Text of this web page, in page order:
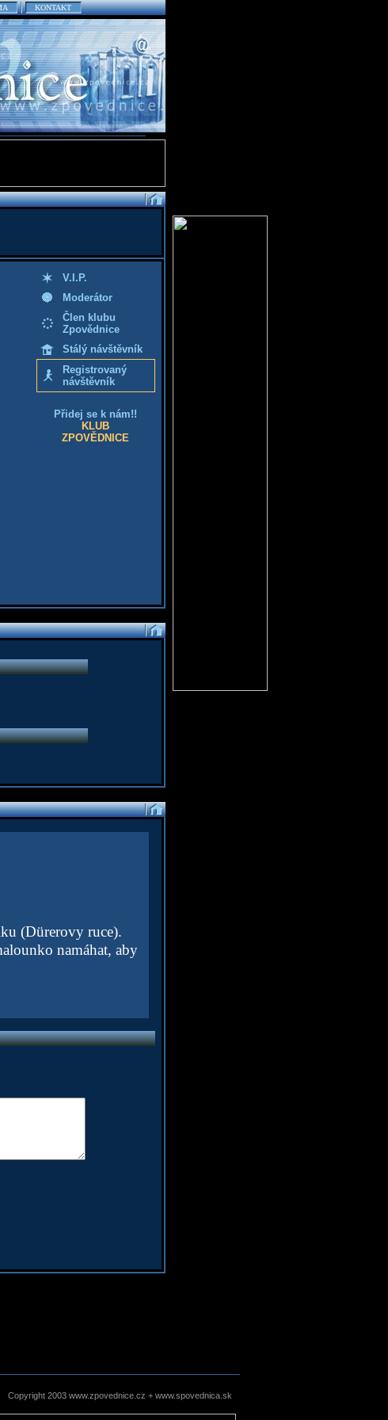
KONTAKT
V.I.P.
Moderátor
Člen klubu
Zpovědnice
Stálý návštěvník
Registrovaný
návštěvník
Přidej se k nám!!
KLUB
ZPOVĚDNICE
(Dürerovy ruce).
namáhat, aby
Copyright 2003 www.zpovednice.cz + www.spovednica.sk